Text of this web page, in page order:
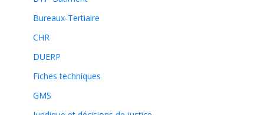
Bureaux-Tertiaire
CHR
DUERP
Fiches techniques
GMS